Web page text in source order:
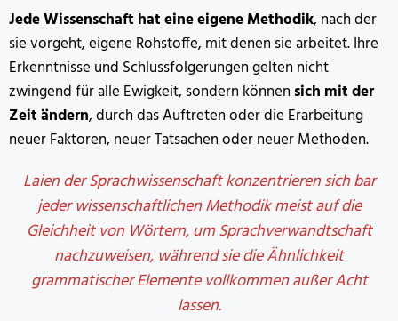
Jede Wissenschaft hat eine eigene Methodik, nach der
sie vorgeht, eigene Rohstoffe, mit denen sie arbeitet. Ihre
Erkenntnisse und Schlussfolgerungen gelten nicht
zwingend für alle Ewigkeit, sondern können sich mit der
Zeit ändern, durch das Auftreten oder die Erarbeitung
neuer Faktoren, neuer Tatsachen oder neuer Methoden.
Laien der Sprachwissenschaft konzentrieren sich bar
jeder wissenschaftlichen Methodik meist auf die
Gleichheit von Wörtern, um Sprachverwandtschaft
nachzuweisen, während sie die Ähnlichkeit
grammatischer Elemente vollkommen außer Acht
lassen.